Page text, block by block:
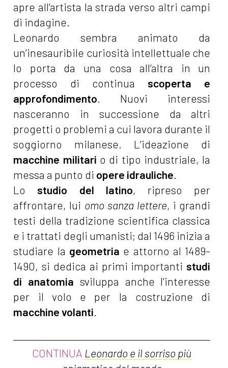
apre all’artista la strada verso altri campi
di indagine.
Leonardo sembra animato da
un’inesauribile curiosità intellettuale che
lo porta da una cosa all’altra in un
processo di continua scoperta e
approfondimento. Nuovi interessi
nasceranno in successione da altri
progetti o problemi a cui lavora durante il
soggiorno milanese. L’ideazione di
macchine militari o di tipo industriale, la
messa a punto di opere idrauliche.
Lo studio del latino, ripreso per
affrontare, lui omo sanza lettere, i grandi
testi della tradizione scientifica classica
e i trattati degli umanisti; dal 1496 inizia a
studiare la geometria e attorno al 1489-
1490, si dedica ai primi importanti studi
di anatomia sviluppa anche l’interesse
per il volo e per la costruzione di
macchine volanti.
CONTINUA Leonardo e il sorriso più